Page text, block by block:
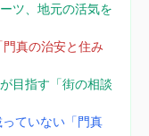
ツ、地元の活気を
真の治安と住み
目指す「街の相談
ていない「門真